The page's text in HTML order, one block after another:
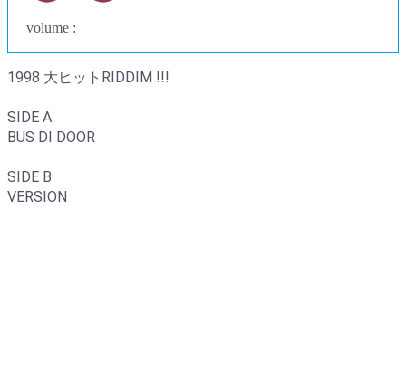
volume :
1998 大ヒットRIDDIM !!!
SIDE A
BUS DI DOOR
SIDE B
VERSION